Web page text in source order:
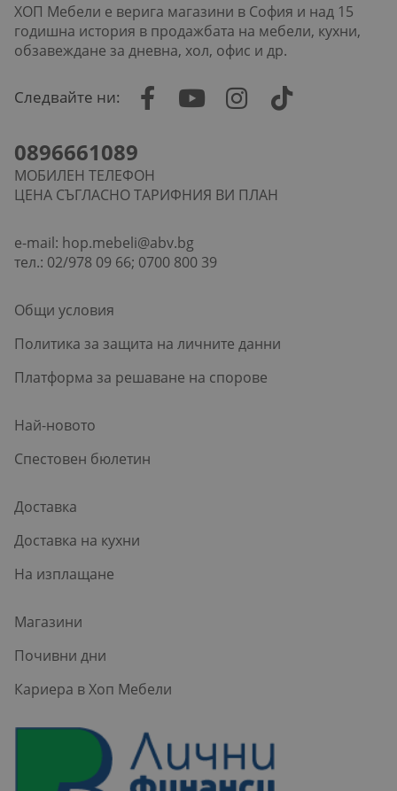
ХОП Мебели е верига магазини в София и над 15
годишна история в продажбата на мебели, кухни,
обзавеждане за дневна, хол, офис и др.
Следвайте ни:
0896661089
МОБИЛЕН ТЕЛЕФОН
ЦЕНА СЪГЛАСНО ТАРИФНИЯ ВИ ПЛАН
e-mail: hop.mebeli@abv.bg
тел.: 02/978 09 66; 0700 800 39
Общи условия
Политика за защита на личните данни
Платформа за решаване на спорове
Най-новото
Спестовен бюлетин
Доставка
Доставка на кухни
На изплащане
Магазини
Почивни дни
Кариера в Хоп Мебели